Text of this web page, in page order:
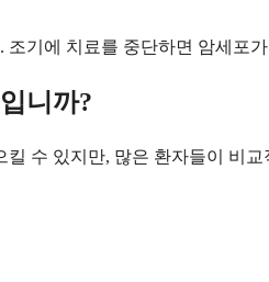
기에 치료를 중단하면 암세포
니까?
수 있지만, 많은 환자들이 비